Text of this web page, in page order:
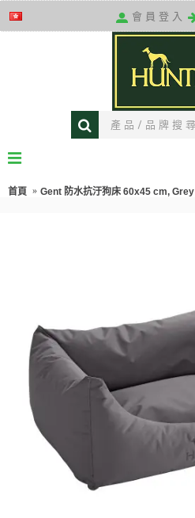
會 員 登 入
首頁 Gent 防水抗汙狗床 60x45 cm, Grey